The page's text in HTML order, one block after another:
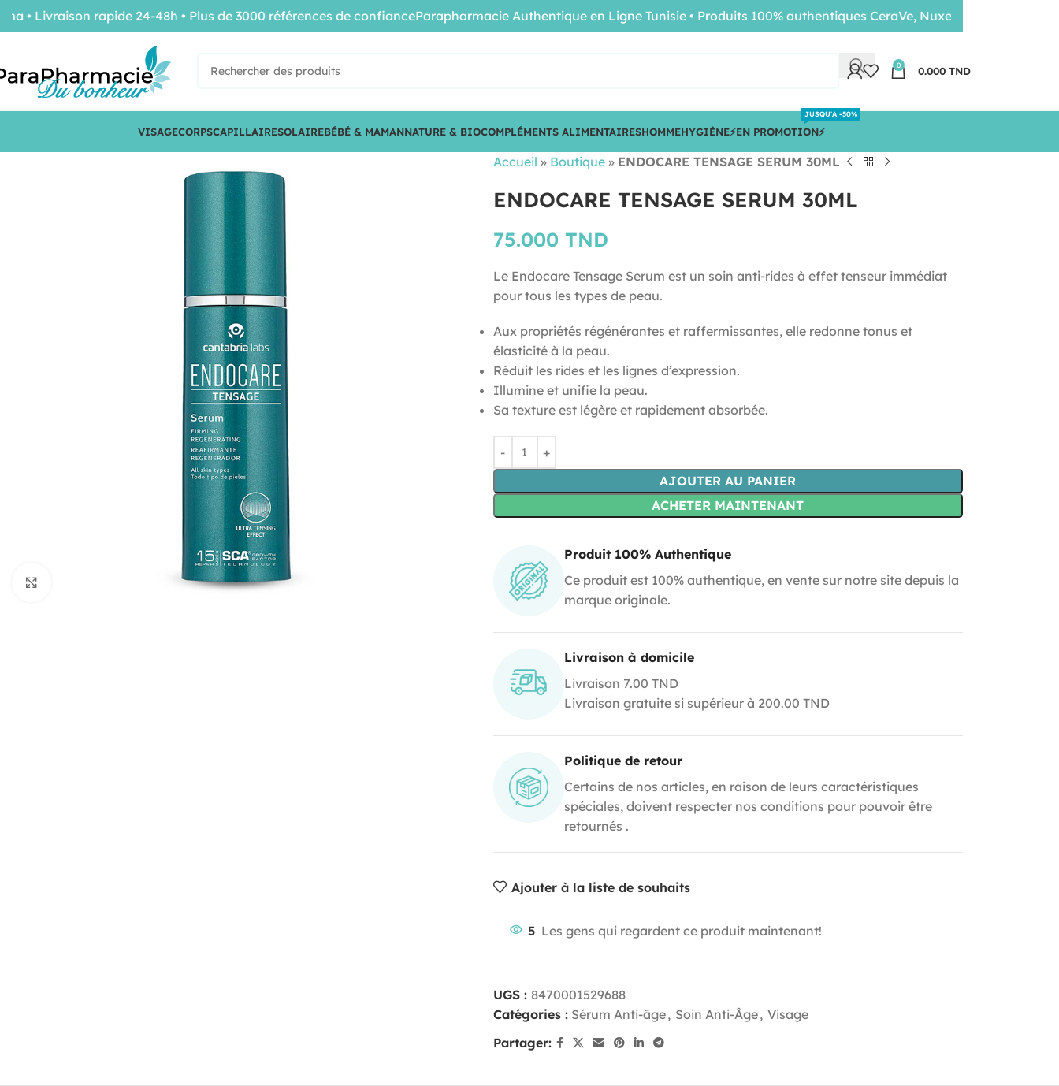
0 0.000 TND
VISAGECORPSCAPILLAIRESOLAIREBÉBÉ & MAMANNATURE & BIOCOMPLÉMENTS ALIMENTAIRESHOMMEHYGIÈNE⚡️EN PROMOTION⚡️
JUSQU'A -50%
Accueil » Boutique» ENDOCARE TENSAGE SERUM 30ML
ENDOCARE TENSAGE SERUM 30ML
75.000 TND
Le Endocare Tensage Serum est un soin anti-rides à effet tenseur immédiat
pour tous les types de peau.
Aux propriétés régénérantes et raffermissantes, elle redonne tonus et
élasticité à la peau.
Réduit les rides et les lignes d’expression.
Illumine et unifie la peau.
Sa texture est légère et rapidement absorbée.
AJOUTER AU PANIER
ACHETER MAINTENANT
Produit 100% Authentique
Ce produit est 100% authentique, en vente sur notre site depuis la
marque originale.
Livraison à domicile
Livraison 7.00 TND
Livraison gratuite si supérieur à 200.00 TND
Politique de retour
Certains de nos articles, en raison de leurs caractéristiques
spéciales, doivent respecter nos conditions pour pouvoir être
retournés .
Ajouter à la liste de souhaits
5 Les gens qui regardent ce produit maintenant!
UGS : 8470001529688
Catégories : Sérum Anti-âge, Soin Anti-Âge, Visage
Partager:
rapide 24-48h • Plus de 3000 références de confianceParapharmacie Authentique en Ligne Tunisie • Produits 100% authentiques CeraVe, Nuxe, Bioderma •